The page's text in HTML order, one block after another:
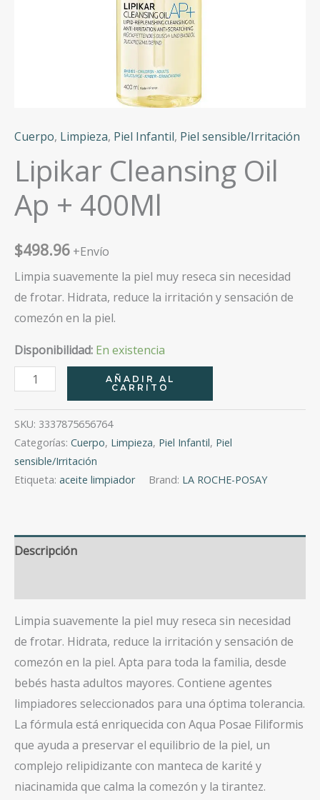
Cuerpo, Limpieza, Piel Infantil, Piel sensible/Irritación
Lipikar Cleansing Oil
Ap + 400Ml
$498.96 +Envío
Limpia suavemente la piel muy reseca sin necesidad
de frotar. Hidrata, reduce la irritación y sensación de
comezón en la piel.
Disponibilidad: En existencia
Lipikar
Cleansing
Oil
Ap
+
400Ml
AÑADIR AL
CARRITO
SKU: 3337875656764
Categorías: Cuerpo, Limpieza, Piel Infantil, Piel
sensible/Irritación
Etiqueta: aceite limpiador Brand: LA ROCHE-POSAY
Descripción
Limpia suavemente la piel muy reseca sin necesidad
de frotar. Hidrata, reduce la irritación y sensación de
comezón en la piel. Apta para toda la familia, desde
bebés hasta adultos mayores. Contiene agentes
limpiadores seleccionados para una óptima tolerancia.
La fórmula está enriquecida con Aqua Posae Filiformis
que ayuda a preservar el equilibrio de la piel, un
complejo relipidizante con manteca de karité y
niacinamida que calma la comezón y la tirantez.